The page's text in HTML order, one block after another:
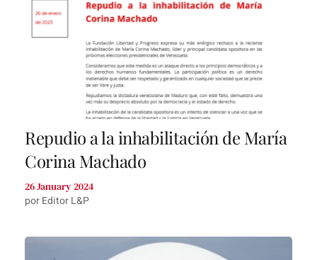
Repudio a la inhabilitación de María
Corina Machado
26 January 2024
por Editor L&P